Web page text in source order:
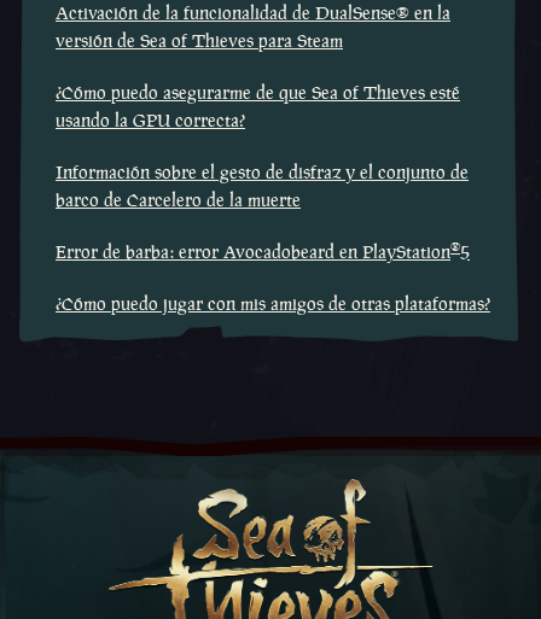
Activación de la funcionalidad de DualSense® en la
versión de Sea of Thieves para Steam
¿Cómo puedo asegurarme de que Sea of Thieves esté
usando la GPU correcta?
Información sobre el gesto de disfraz y el conjunto de
barco de Carcelero de la muerte
Error de barba: error Avocadobeard en PlayStation®5
¿Cómo puedo jugar con mis amigos de otras plataformas?